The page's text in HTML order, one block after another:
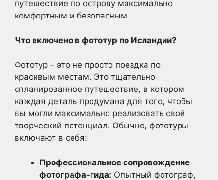
путешествие по острову максимально
комфортным и безопасным.
Что включено в фототур по Исландии?
Фототур – это не просто поездка по
красивым местам. Это тщательно
спланированное путешествие, в котором
каждая деталь продумана для того, чтобы
вы могли максимально реализовать свой
творческий потенциал. Обычно, фототуры
включают в себя:
Профессиональное сопровождение
фотографа-гида: Опытный фотограф,